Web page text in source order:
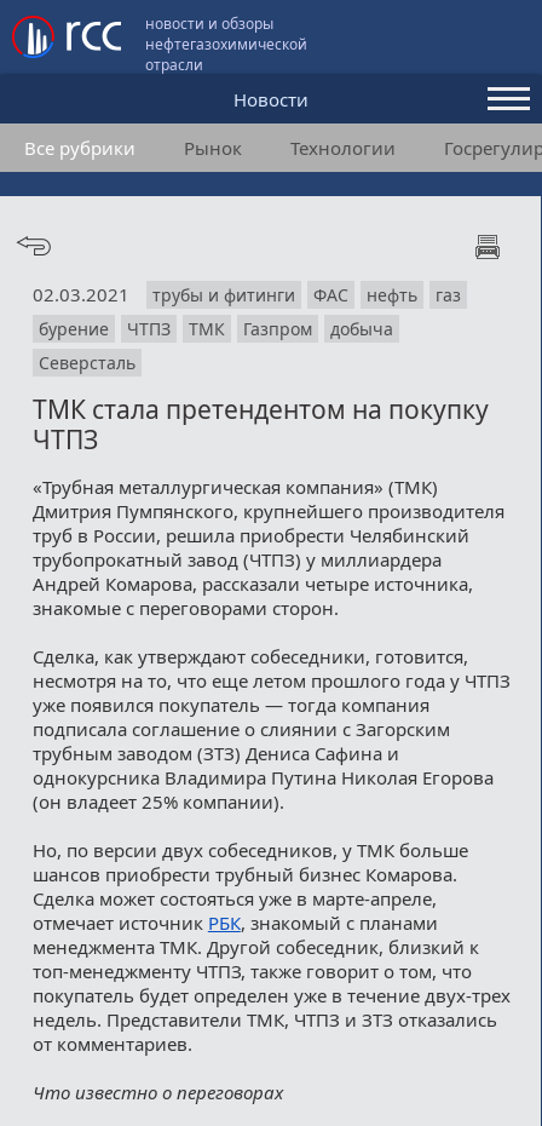
новости и обзоры
нефтегазохимической
отрасли
Новости
Аналитика и мнения
Конференции
Подписка
Контакты
Все рубрики Рынок Технологии
02.03.2021 трубы и фитинги ФАС нефть
газ
бурение
ЧТПЗ ТМК Газпром
добыча
Северсталь
ТМК стала претендентом на покупку
ЧТПЗ
«Трубная металлургическая компания» (ТМК)
Дмитрия Пумпянского, крупнейшего производителя
труб в России, решила приобрести Челябинский
трубопрокатный завод (ЧТПЗ) у миллиардера
Андрей Комарова, рассказали четыре источника,
знакомые с переговорами сторон.
Сделка, как утверждают собеседники, готовится,
несмотря на то, что еще летом прошлого года у ЧТПЗ
уже появился покупатель — тогда компания
подписала соглашение о слиянии с Загорским
трубным заводом (ЗТЗ) Дениса Сафина и
однокурсника Владимира Путина Николая Егорова
(он владеет 25% компании).
Но, по версии двух собеседников, у ТМК больше
шансов приобрести трубный бизнес Комарова.
Сделка может состояться уже в марте-апреле,
отмечает источник РБК, знакомый с планами
менеджмента ТМК. Другой собеседник, близкий к
топ-менеджменту ЧТПЗ, также говорит о том, что
покупатель будет определен уже в течение двух-трех
недель. Представители ТМК, ЧТПЗ и ЗТЗ отказались
от комментариев.
Что известно о переговорах